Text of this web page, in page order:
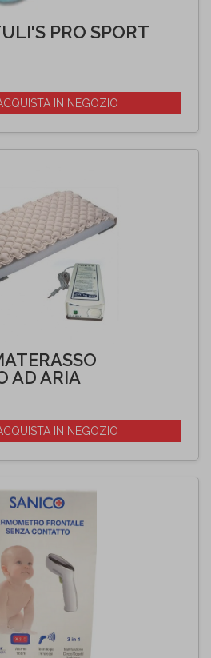
PRO SPORT
IN NEGOZIO
AD ARIA
IN NEGOZIO